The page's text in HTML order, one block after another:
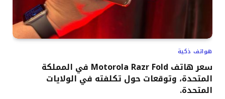
هواتف ذكية
سعر هاتف Motorola Razr Fold في المملكة
المتحدة، وتوقعات حول تكلفته في الولايات
المتحدة.